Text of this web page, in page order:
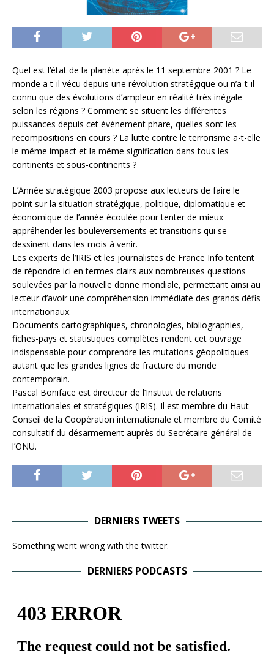
Quel est l’état de la planète après le 11 septembre 2001 ? Le
monde a t-il vécu depuis une révolution stratégique ou n’a-t-il
connu que des évolutions d’ampleur en réalité très inégale
selon les régions ? Comment se situent les différentes
puissances depuis cet événement phare, quelles sont les
recompositions en cours ? La lutte contre le terrorisme a-t-elle
le même impact et la même signification dans tous les
continents et sous-continents ?
L’Année stratégique 2003 propose aux lecteurs de faire le
point sur la situation stratégique, politique, diplomatique et
économique de l’année écoulée pour tenter de mieux
appréhender les bouleversements et transitions qui se
dessinent dans les mois à venir.
Les experts de l’IRIS et les journalistes de France Info tentent
de répondre ici en termes clairs aux nombreuses questions
soulevées par la nouvelle donne mondiale, permettant ainsi au
lecteur d’avoir une compréhension immédiate des grands défis
internationaux.
Documents cartographiques, chronologies, bibliographies,
fiches-pays et statistiques complètes rendent cet ouvrage
indispensable pour comprendre les mutations géopolitiques
autant que les grandes lignes de fracture du monde
contemporain.
Pascal Boniface est directeur de l’Institut de relations
internationales et stratégiques (IRIS). Il est membre du Haut
Conseil de la Coopération internationale et membre du Comité
consultatif du désarmement auprès du Secrétaire général de
l’ONU.
DERNIERS TWEETS
Something went wrong with the twitter.
DERNIERS PODCASTS